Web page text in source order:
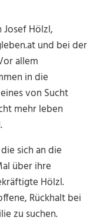
Hölzl,
und bei der
allem
in die
von Sucht
mehr leben
sich an die
über ihre
Hölzl.
Rückhalt bei
zu suchen.